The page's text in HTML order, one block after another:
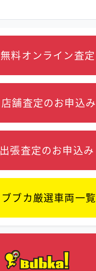
無料オンライン査定
店舗査定のお申込み
出張査定のお申込み
ブブカ厳選車両一覧